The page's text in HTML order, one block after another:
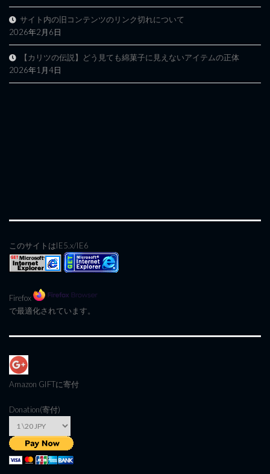
サイト内の旧コンテンツのリンク切れについて
2026年2月6日
【カリツの伝説】どう見ても綿菓子に見えないアイテムの正体
2026年1月4日
このサイトはIE5.x/IE6
Firefox
で最適化されています。
Amazon GIFTに寄付
Donation(寄付)